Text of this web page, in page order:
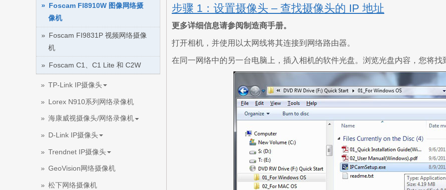
Foscam FI8910W 图像网络摄
像机
Foscam FI9831P 视频网络摄像
机
Foscam C1、C1 Lite 和 C2W
TP-Link IP摄像头
Lorex N910系列网络录像机
海康威视摄像头/网络录像机
D-Link IP摄像头
Trendnet IP摄像头
GeoVision网络摄像机
松下网络摄像机
步骤 1：设置摄像头 – 查找摄像头的 IP 地址
更多详细信息请参阅制造商手册。
打开相机，并使用以太网线将其连接到网络路由器。
在同一网络中的另一台电脑上，插入相机的软件光盘。浏览光盘内容，您将找